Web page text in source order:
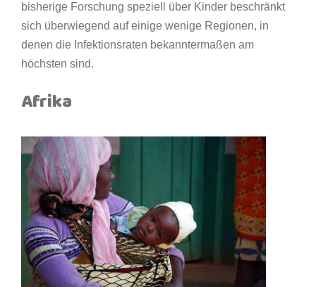
bisherige Forschung speziell über Kinder beschränkt
sich überwiegend auf einige wenige Regionen, in
denen die Infektionsraten bekanntermaßen am
höchsten sind.
Afrika